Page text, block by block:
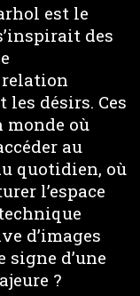
est le
des
relation
désirs. Ces
où
au
quotidien, où
l’espace
d’images
signe d’une
?